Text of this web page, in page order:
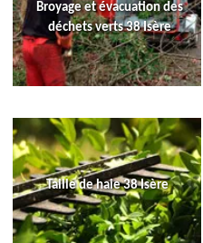
Broyage et évacuation des
déchets verts 38 Isère
Taille de haie 38 Isère